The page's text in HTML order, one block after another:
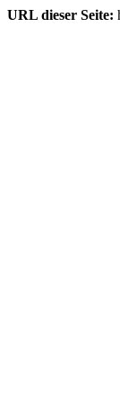
URL dieser Seite: